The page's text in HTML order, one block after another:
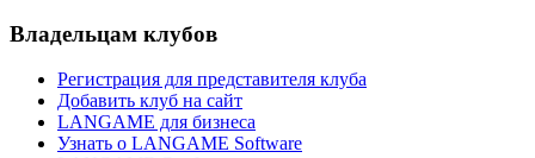
Владельцам клубов
Регистрация для представителя клуба
Добавить клуб на сайт
LANGAME для бизнеса
Узнать о LANGAME Software